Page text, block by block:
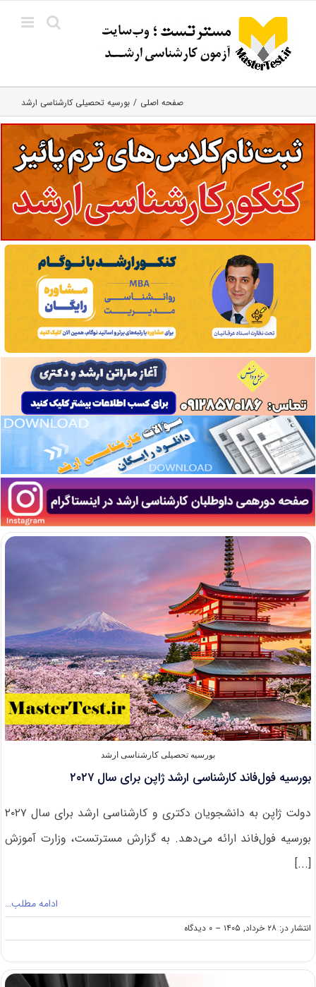
content
صفحه اصلی بورسیه تحصیلی کارشناسی ارشد
بورسیه تحصیلی کارشناسی ارشد
بورسیه فول‌فاند کارشناسی ارشد ژاپن برای سال ۲۰۲۷
دولت ژاپن به دانشجویان دکتری و کارشناسی ارشد برای سال ۲۰۲۷
بورسیه فول‌فاند ارائه می‌دهد. به گزارش مسترتست، وزارت آموزش
[...]
ادامه مطلب…
انتشار در: ۲۸ خرداد, ۱۴۰۵ -- ۰ دیدگاه
on
بورسیه
کارشناسی